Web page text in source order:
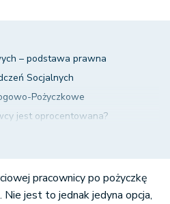
– podstawa prawna
Socjalnych
Pożyczkowe
jest oprocentowana?
pracownicy po pożyczkę
Nie jest to jednak jedyna opcja,